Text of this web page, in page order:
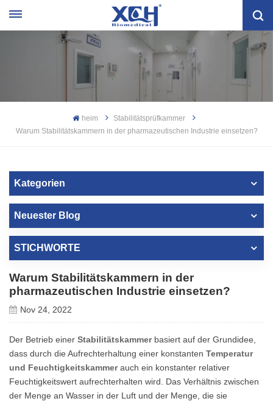
heim
Stabilitätsprüfkammer
Warum Stabilitätskammern in der pharmazeutischen Industrie einsetzen?
Kategorien
Neuester Blog
STICHWORTE
Warum Stabilitätskammern in der
pharmazeutischen Industrie einsetzen?
Nov 24, 2022
Der Betrieb einer Stabilitätskammer basiert auf der Grundidee,
dass durch die Aufrechterhaltung einer konstanten Temperatur
und Feuchtigkeitskammerauch ein konstanter relativer
Feuchtigkeitswert aufrechterhalten wird. Das Verhältnis zwischen
der Menge an Wasser in der Luft und der Menge, die sie